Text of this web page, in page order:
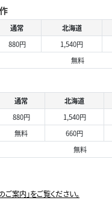
通常 北海道
880円 1,540円
無料
通常 北海道
880円 1,540円
無料 660円
無料
案内」をご覧ください。